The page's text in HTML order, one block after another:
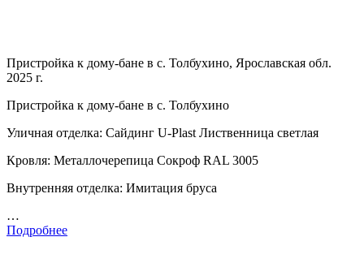
Пристройка к дому-бане в с. Толбухино, Ярославская обл.
2025 г.
Пристройка к дому-бане в с. Толбухино
Уличная отделка: Сайдинг U-Plast Лиственница светлая
Кровля: Металлочерепица Сокроф RAL 3005
Внутренняя отделка: Имитация бруса
…
Подробнее